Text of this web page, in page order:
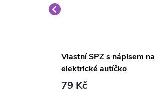
Vlastní SPZ s nápisem na
elektrické autíčko
79 Kč